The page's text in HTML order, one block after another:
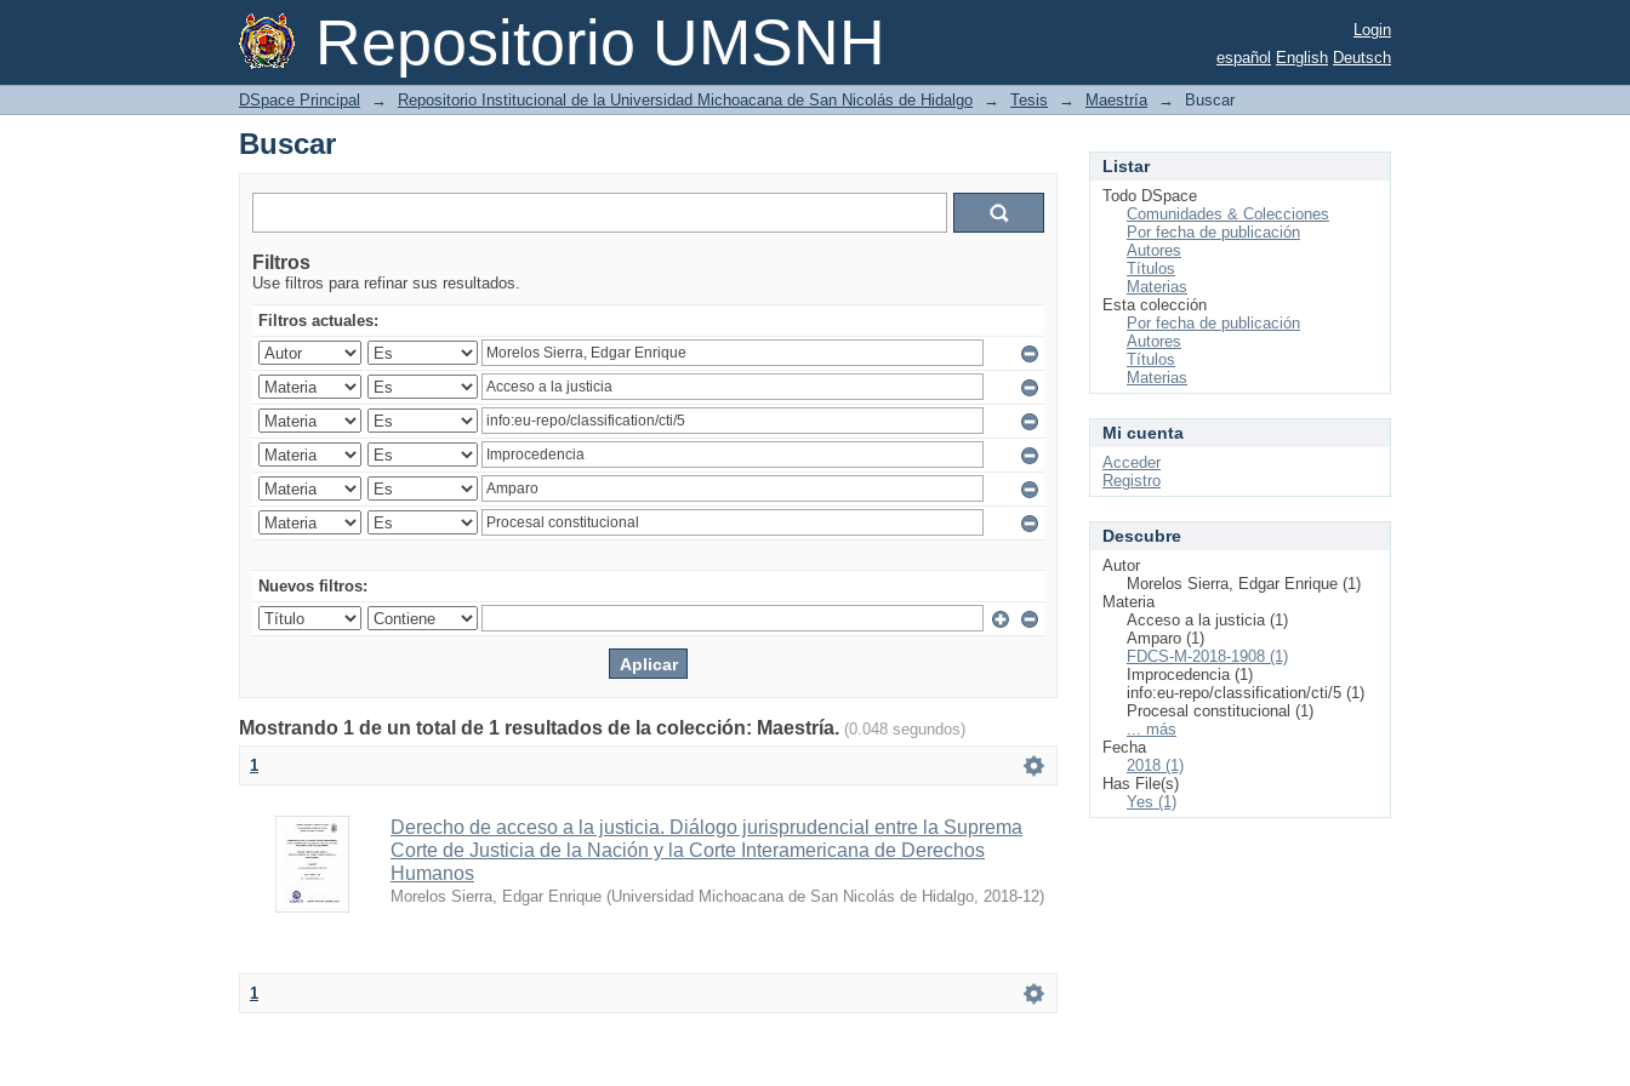
Repositorio UMSNH
Buscar
Login
español English Deutsch
DSpace Principal → Repositorio Institucional de la Universidad Michoacana de San Nicolás de Hidalgo → Tesis → Maestría → Buscar
Buscar
Filtros
Use filtros para refinar sus resultados.
Filtros actuales:
Nuevos filtros:
Mostrando 1 de un total de 1 resultados de la colección: Maestría. (0.048 segundos)
1
Derecho de acceso a la justicia. Diálogo jurisprudencial entre la Suprema
Corte de Justicia de la Nación y la Corte Interamericana de Derechos
Humanos
Morelos Sierra, Edgar Enrique (Universidad Michoacana de San Nicolás de Hidalgo, 2018-12)
1
Listar
Todo DSpace
Comunidades & Colecciones
Por fecha de publicación
Autores
Títulos
Materias
Esta colección
Por fecha de publicación
Autores
Títulos
Materias
Mi cuenta
Acceder
Registro
Descubre
Autor
Morelos Sierra, Edgar Enrique (1)
Materia
Acceso a la justicia (1)
Amparo (1)
FDCS-M-2018-1908 (1)
Improcedencia (1)
info:eu-repo/classification/cti/5 (1)
Procesal constitucional (1)
... más
Fecha
2018 (1)
Has File(s)
Yes (1)